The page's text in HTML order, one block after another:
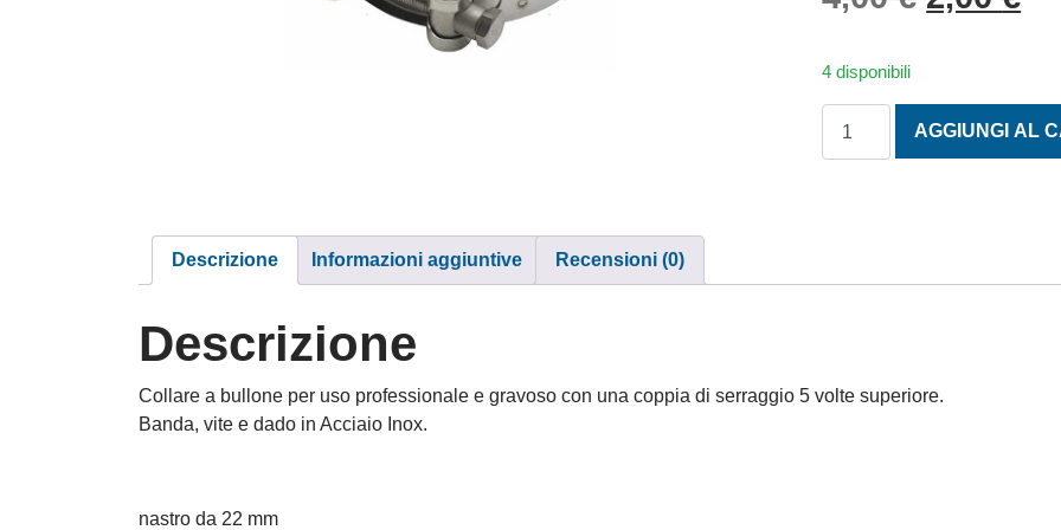
4 disponibili
AGGIUNGI AL
Descrizione Informazioni aggiuntive Recensioni (0)
Descrizione
Collare a bullone per uso professionale e gravoso con una coppia di serraggio 5 volte superiore.
Banda, vite e dado in Acciaio Inox.
nastro da 22 mm